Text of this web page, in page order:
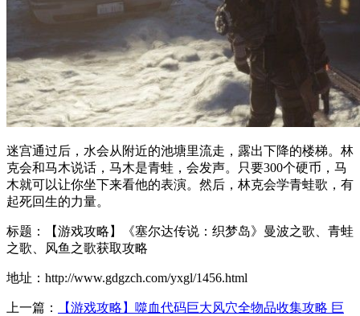
迷宫通过后，水会从附近的池塘里流走，露出下降的楼梯。林
克会和马木说话，马木是青蛙，会发声。只要300个硬币，马
木就可以让你坐下来看他的表演。然后，林克会学青蛙歌，有
起死回生的力量。
标题：【游戏攻略】《塞尔达传说：织梦岛》曼波之歌、青蛙
之歌、风鱼之歌获取攻略
地址：http://www.gdgzch.com/yxgl/1456.html
上一篇：
【游戏攻略】噬血代码巨大风穴全物品收集攻略 巨